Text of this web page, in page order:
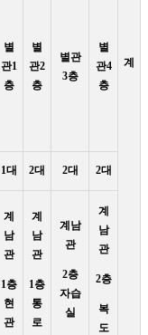
계
별
관1
층
별
관2
층
별관
3층
별
관4
층
1대 2대 2대 2대
계
남
관
1층
현
관
계
남
관
1층
통
로
계남
관
2층
자습
실
계
남
관
2층
복
도